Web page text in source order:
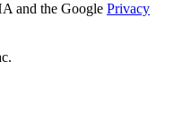
and the Google Privacy